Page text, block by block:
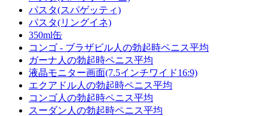
パスタ(スパゲッティ)
パスタ(リングイネ)
350ml缶
コンゴ - ブラザビル人の勃起時ペニス平均
ガーナ人の勃起時ペニス平均
液晶モニター画面(7.5インチワイド16:9)
エクアドル人の勃起時ペニス平均
コンゴ人の勃起時ペニス平均
スーダン人の勃起時ペニス平均